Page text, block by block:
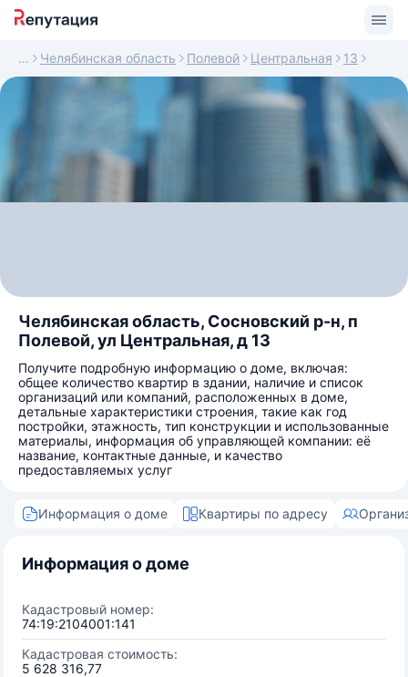
Челябинская область Полевой Центральная 13
Челябинская область, Сосновский р-н, п
Полевой, ул Центральная, д 13
Получите подробную информацию о доме, включая:
общее количество квартир в здании, наличие и список
организаций или компаний, расположенных в доме,
детальные характеристики строения, такие как год
постройки, этажность, тип конструкции и использованные
материалы, информация об управляющей компании: её
название, контактные данные, и качество
предоставляемых услуг
Информация о доме Квартиры по адресу
Информация о доме
Кадастровый номер:
74:19:2104001:141
Кадастровая стоимость:
5 628 316,77